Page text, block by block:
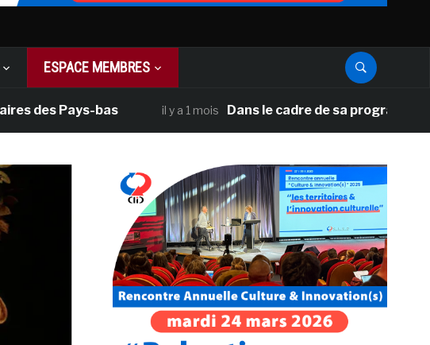
ESPACE MEMBRES
bas il y a 1 mois Dans le cadre de sa programmation